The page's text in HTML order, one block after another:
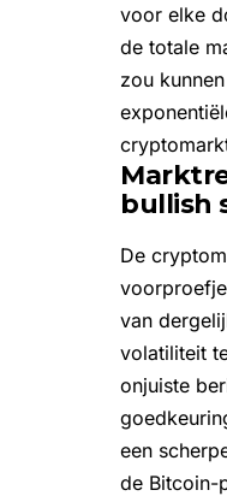
voor elke
de totale
zou
bullish
De
van
volatiliteit
onjuiste
een
de Bitcoin-